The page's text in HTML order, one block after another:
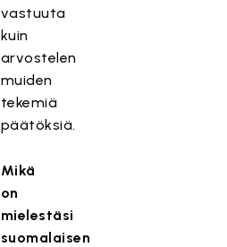
vastuuta
kuin
arvostelen
muiden
tekemiä
päätöksiä.
Mikä
on
mielestäsi
suomalaisen